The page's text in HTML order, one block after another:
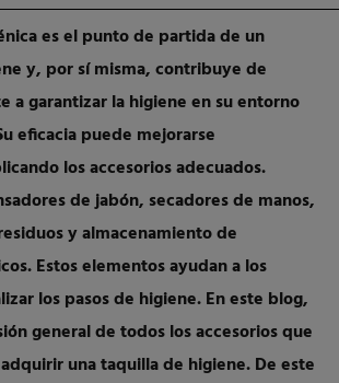
es el punto de partida de un
y, por sí misma, contribuye de
a garantizar la higiene en su entorno
eficacia puede mejorarse
los accesorios adecuados.
de jabón, secadores de manos,
y almacenamiento de
Estos elementos ayudan a los
los pasos de higiene.En este blog,
general de todos los accesorios que
una taquilla de higiene. De este